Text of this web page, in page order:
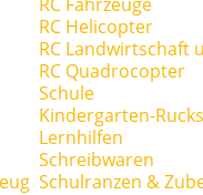
RC Helicopter
RC Landwirtschaft
RC Quadrocopter
Schule
Kindergarten-
Lernhilfen
Schreibwaren
Schulranzen &